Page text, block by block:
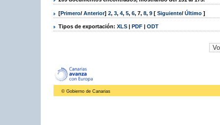
[Primero/ Anterior] 2, 3, 4, 5, 6, 7, 8, 9 [ Siguiente/ Último ]
Tipos de exportación: XLS | PDF | ODT
© Gobierno de Canarias